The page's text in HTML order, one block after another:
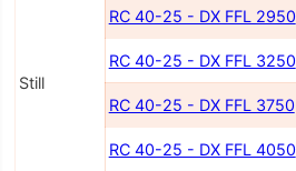
Still
RC 40-25 - DX FFL 2950
RC 40-25 - DX FFL 3250
RC 40-25 - DX FFL 3750
RC 40-25 - DX FFL 4050